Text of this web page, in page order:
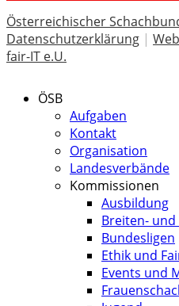
Österreichischer
Datenschutzerklärung |
fair-IT e.U.
ÖSB
Aufgaben
Kontakt
Organisation
Landesverbände
Kommissionen
Ausbildung
Breiten- und
Bundesligen
Ethik und
Events und